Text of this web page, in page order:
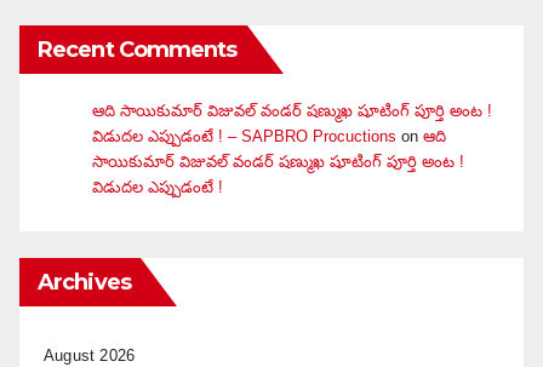
Recent Comments
ఆది సాయికుమార్ విజువ‌ల్ వండ‌ర్ ష‌ణ్ముఖ షూటింగ్ పూర్తి అంట !
విడుదల ఎప్పుడంటే ! – SAPBRO Procuctions on ఆది
సాయికుమార్ విజువ‌ల్ వండ‌ర్ ష‌ణ్ముఖ షూటింగ్ పూర్తి అంట !
విడుదల ఎప్పుడంటే !
Archives
August 2026